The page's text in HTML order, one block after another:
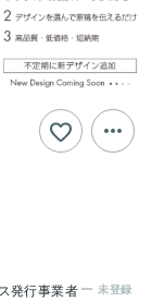
発行事業者 未登録